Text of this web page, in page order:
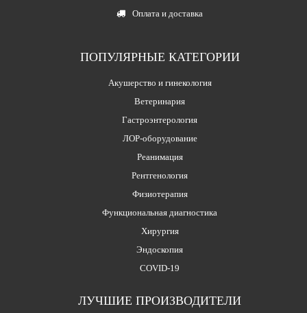
Оплата и доставка
ПОПУЛЯРНЫЕ КАТЕГОРИИ
Акушерство и гинекология
Ветеринария
Гастроэнтерология
ЛОР-оборудование
Реанимация
Рентгенология
Физиотерапия
Функциональная диагностика
Хирургия
Эндоскопия
COVID-19
ЛУЧШИЕ ПРОИЗВОДИТЕЛИ